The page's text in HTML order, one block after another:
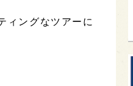
ィングなツアーに